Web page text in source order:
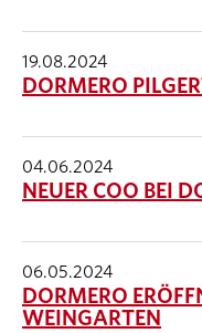
19.08.2024
DORMERO
04.06.2024
NEUER COO BEI
06.05.2024
DORMERO
WEINGARTEN